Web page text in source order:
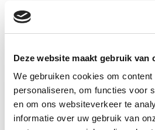
Deze website maakt gebruik van
We gebruiken cookies om
personaliseren, om functies voor
en om ons websiteverkeer te
informatie over uw gebruik van
Bobcat
Fysieke belasting